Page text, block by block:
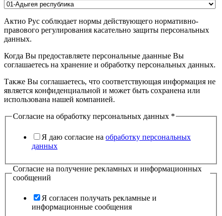
Актио Рус соблюдает нормы действующего нормативно-
правового регулирования касательно защиты персональных
данных.
Когда Вы предоставляете персональные даанные Вы
соглашаетесь на хранение и обработку персональных данных.
Также Вы соглашаетесь, что соответствующая информация не
является конфиденциальной и может быть сохранена или
использована нашей компанией.
Согласие на обработку персональных данных *
Я даю согласие на обработку персональных
данных
Согласие на получение рекламных и информационных
сообщений
Я согласен получать рекламные и
информационные сообщения